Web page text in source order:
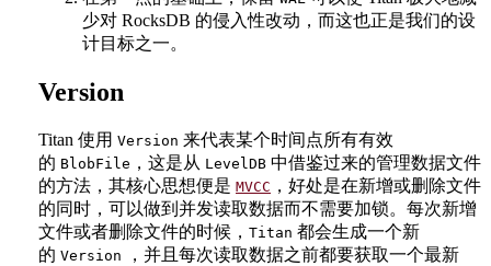
少对 RocksDB 的侵入性改动，而这也正是我们的设
计目标之一。
Version
Titan 使用 Version 来代表某个时间点所有有效
的 BlobFile ，这是从 LevelDB 中借鉴过来的管理数据文件
的方法，其核心思想便是 MVCC ，好处是在新增或删除文件
的同时，可以做到并发读取数据而不需要加锁。每次新增
文件或者删除文件的时候， Titan 都会生成一个新
的 Version
，并且每次读取数据之前都要获取一个最新